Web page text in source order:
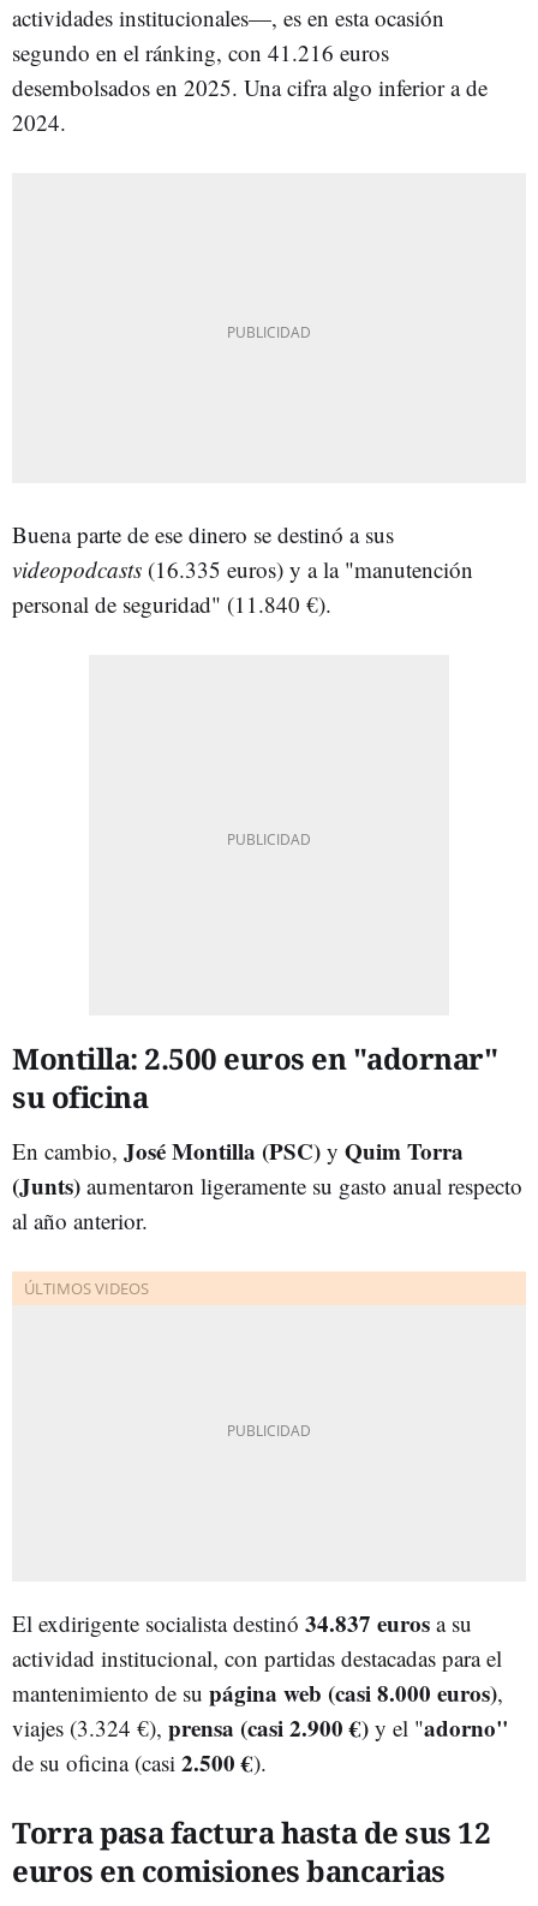
actividades institucionales—, es en esta ocasión
segundo en el ránking, con 41.216 euros
desembolsados en 2025. Una cifra algo inferior a de
2024.
Buena parte de ese dinero se destinó a sus
videopodcasts (16.335 euros) y a la "manutención
personal de seguridad" (11.840 €).
Montilla: 2.500 euros en "adornar"
su oficina
En cambio, José Montilla (PSC) y Quim Torra
(Junts) aumentaron ligeramente su gasto anual respecto
al año anterior.
El exdirigente socialista destinó 34.837 euros a su
actividad institucional, con partidas destacadas para el
mantenimiento de su página web (casi 8.000 euros),
viajes (3.324 €), prensa (casi 2.900 €) y el "adorno"
de su oficina (casi 2.500 €).
Torra pasa factura hasta de sus 12
euros en comisiones bancarias